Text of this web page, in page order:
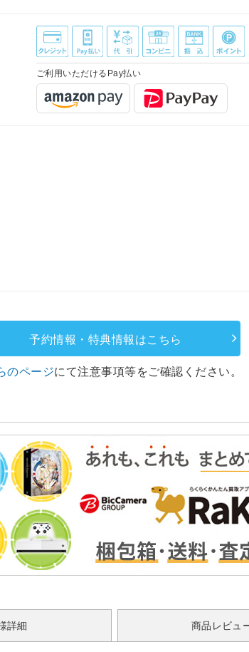
ご利用いただけるPay払い
予約情報・特典情報はこちら
のページにて注意事項等をご確認ください。
詳細 商品レビュ